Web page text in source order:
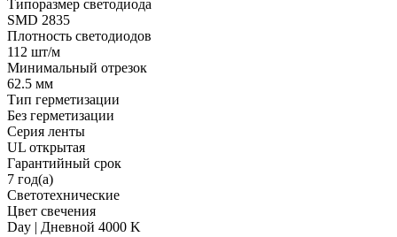
Типоразмер светодиода
SMD 2835
Плотность светодиодов
112 шт/м
Минимальный отрезок
62.5 мм
Тип герметизации
Без герметизации
Серия ленты
UL открытая
Гарантийный срок
7 год(а)
Светотехнические
Цвет свечения
Day | Дневной 4000 K